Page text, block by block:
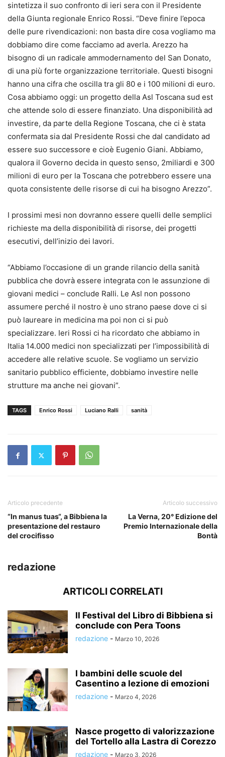
sintetizza il suo confronto di ieri sera con il Presidente
della Giunta regionale Enrico Rossi. “Deve finire l’epoca
delle pure rivendicazioni: non basta dire cosa vogliamo ma
dobbiamo dire come facciamo ad averla. Arezzo ha
bisogno di un radicale ammodernamento del San Donato,
di una più forte organizzazione territoriale. Questi bisogni
hanno una cifra che oscilla tra gli 80 e i 100 milioni di euro.
Cosa abbiamo oggi: un progetto della Asl Toscana sud est
che attende solo di essere finanziato. Una disponibilità ad
investire, da parte della Regione Toscana, che ci è stata
confermata sia dal Presidente Rossi che dal candidato ad
essere suo successore e cioè Eugenio Giani. Abbiamo,
qualora il Governo decida in questo senso, 2miliardi e 300
milioni di euro per la Toscana che potrebbero essere una
quota consistente delle risorse di cui ha bisogno Arezzo”.
I prossimi mesi non dovranno essere quelli delle semplici
richieste ma della disponibilità di risorse, dei progetti
esecutivi, dell’inizio dei lavori.
“Abbiamo l’occasione di un grande rilancio della sanità
pubblica che dovrà essere integrata con le assunzione di
giovani medici – conclude Ralli. Le Asl non possono
assumere perché il nostro è uno strano paese dove ci si
può laureare in medicina ma poi non ci si può
specializzare. Ieri Rossi ci ha ricordato che abbiamo in
Italia 14.000 medici non specializzati per l’impossibilità di
accedere alle relative scuole. Se vogliamo un servizio
sanitario pubblico efficiente, dobbiamo investire nelle
strutture ma anche nei giovani”.
TAGS Enrico Rossi Luciano Ralli sanità
Articolo precedente
“In manus tuas“, a Bibbiena la
presentazione del restauro
del crocifisso
Articolo successivo
La Verna, 20° Edizione del
Premio Internazionale della
Bontà
redazione
ARTICOLI CORRELATI
Il Festival del Libro di Bibbiena si
conclude con Pera Toons
redazione - Marzo 10, 2026
I bambini delle scuole del
Casentino a lezione di emozioni
redazione - Marzo 4, 2026
Nasce progetto di valorizzazione
del Tortello alla Lastra di Corezzo
redazione - Marzo 3, 2026